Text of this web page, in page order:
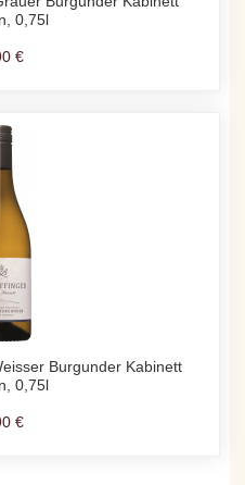
0,75l
€
Burgunder Kabinett
0,75l
€